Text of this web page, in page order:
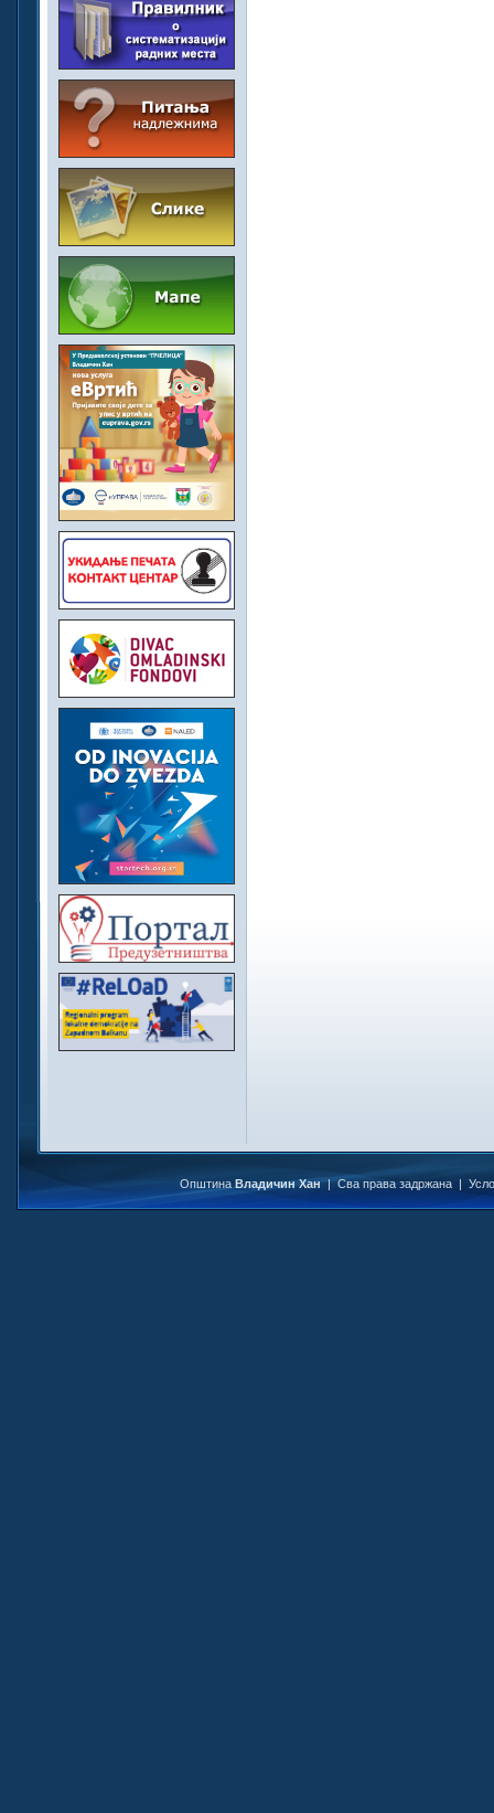
Општина Владичин Хан| Сва права задржана |